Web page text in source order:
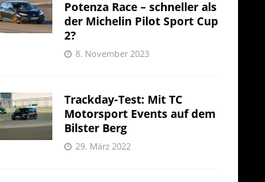
Potenza Race – schneller als
der Michelin Pilot Sport Cup
2?
8. November 2023
Trackday-Test: Mit TC
Motorsport Events auf dem
Bilster Berg
29. März 2022